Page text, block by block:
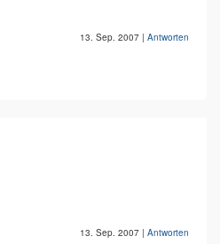
13. Sep. 2007 | Antworten
13. Sep. 2007 | Antworten